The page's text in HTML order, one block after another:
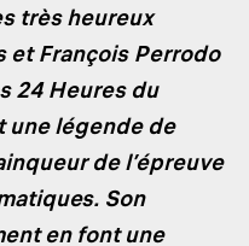
très heureux
et François Perrodo
24 Heures du
une légende de
de l’épreuve
Son
en font une